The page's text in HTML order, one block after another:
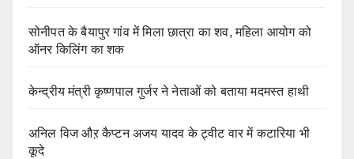
सोनीपत के बैयापुर गांव में मिला छात्रा का शव, महिला आयोग को
ऑनर किलिंग का शक
केन्द्रीय मंत्री कृष्णपाल गुर्जर ने नेताओं को बताया मदमस्त हाथी
अनिल विज औऱ कैप्टन अजय यादव के ट्वीट वार में कटारिया भी
कूदे